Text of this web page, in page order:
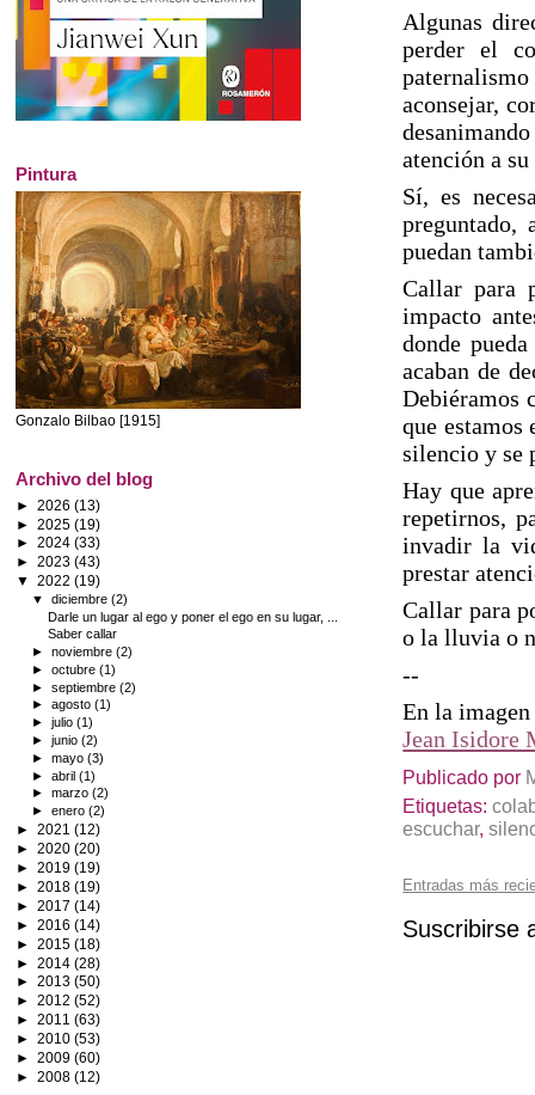
Algunas
perder el
aconsejar,
atención a
Sí, es
preguntado,
puedan
Callar para
impacto
donde
acaban de
Debiéramos
que estamos
silencio y se
Hay que
repetirnos,
invadir la
prestar
Callar para
o la lluvia o
--
En la
Jean Isidore
Publicado por
Etiquetas:
escuchar,
Entradas más
Suscribirse
Pintura
Gonzalo Bilbao [1915]
Archivo del blog
► 2026 (13)
► 2025 (19)
► 2024 (33)
► 2023 (43)
▼ 2022 (19)
▼diciembre(2)
Darle un lugar al ego y poner el ego en su lugar, ...
Saber callar
►noviembre(2)
►octubre(1)
►septiembre(2)
►agosto(1)
►julio(1)
►junio(2)
►mayo(3)
►abril(1)
►marzo(2)
►enero(2)
► 2021 (12)
► 2020 (20)
► 2019 (19)
► 2018 (19)
► 2017 (14)
► 2016 (14)
► 2015 (18)
► 2014 (28)
► 2013 (50)
► 2012 (52)
► 2011 (63)
► 2010 (53)
► 2009 (60)
► 2008 (12)